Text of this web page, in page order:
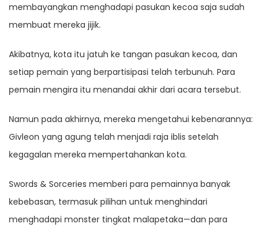
membayangkan menghadapi pasukan kecoa saja sudah
membuat mereka jijik.
Akibatnya, kota itu jatuh ke tangan pasukan kecoa, dan
setiap pemain yang berpartisipasi telah terbunuh. Para
pemain mengira itu menandai akhir dari acara tersebut.
Namun pada akhirnya, mereka mengetahui kebenarannya:
Givleon yang agung telah menjadi raja iblis setelah
kegagalan mereka mempertahankan kota.
Swords & Sorceries memberi para pemainnya banyak
kebebasan, termasuk pilihan untuk menghindari
menghadapi monster tingkat malapetaka—dan para